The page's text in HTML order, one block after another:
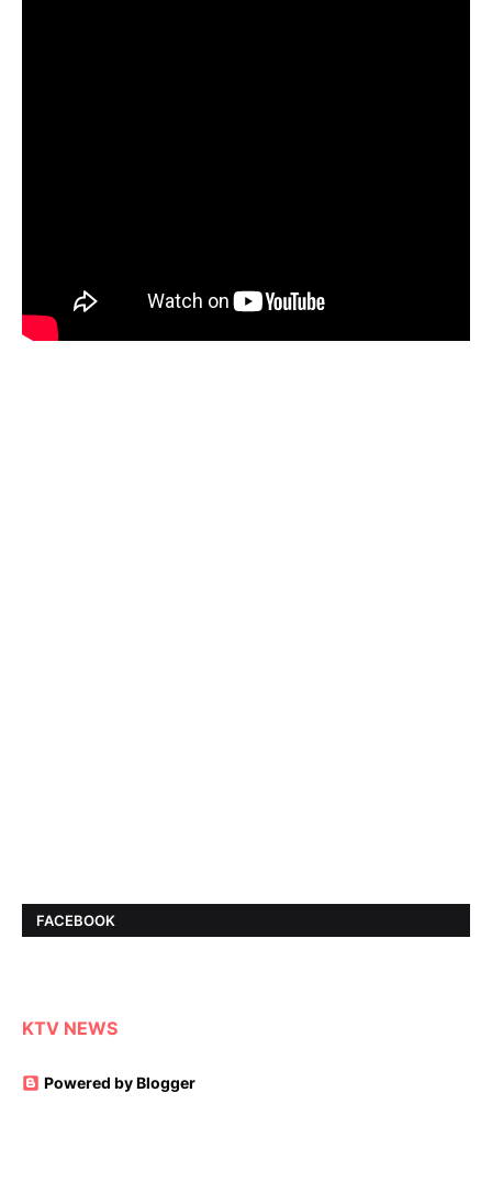
FACEBOOK
KTV NEWS
Powered by Blogger